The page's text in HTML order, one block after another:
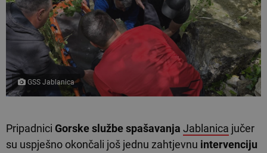
GSS Jablanica
Pripadnici Gorske službe spašavanja Jablanica jučer
su uspješno okončali još jednu zahtjevnu intervenciju